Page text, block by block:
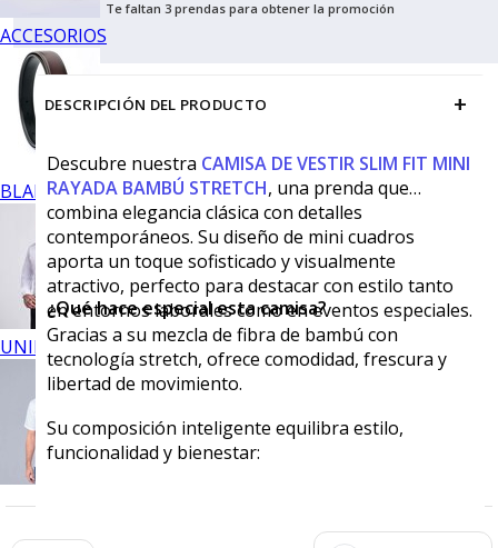
ACCESORIOS
BLANCOS
UNIFORMES
Te faltan 3 prendas para obtener la promoción
DESCRIPCIÓN DEL PRODUCTO +
Descubre nuestra CAMISA DE VESTIR SLIM FIT MINI
RAYADA BAMBÚ STRETCH, una prenda que
combina elegancia clásica con detalles
contemporáneos. Su diseño de mini cuadros
aporta un toque sofisticado y visualmente
atractivo, perfecto para destacar con estilo tanto
en entornos laborales como en eventos especiales.
Gracias a su mezcla de fibra de bambú con
tecnología stretch, ofrece comodidad, frescura y
libertad de movimiento.
¿Qué hace especial esta camisa?
Su composición inteligente equilibra estilo,
funcionalidad y bienestar: